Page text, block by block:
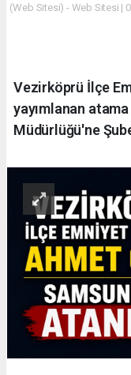
(Web Sitesi) - Web Sitesi |
Vezirköprü İlçe
yayımlanan
Müdürlüğü'ne